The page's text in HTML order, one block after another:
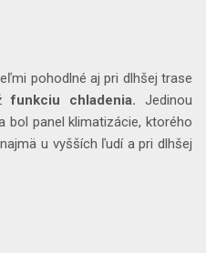
pohodlné aj pri dlhšej trase
funkciu chladenia. Jedinou
bol panel klimatizácie, ktorého
u vyšších ľudí a pri dlhšej